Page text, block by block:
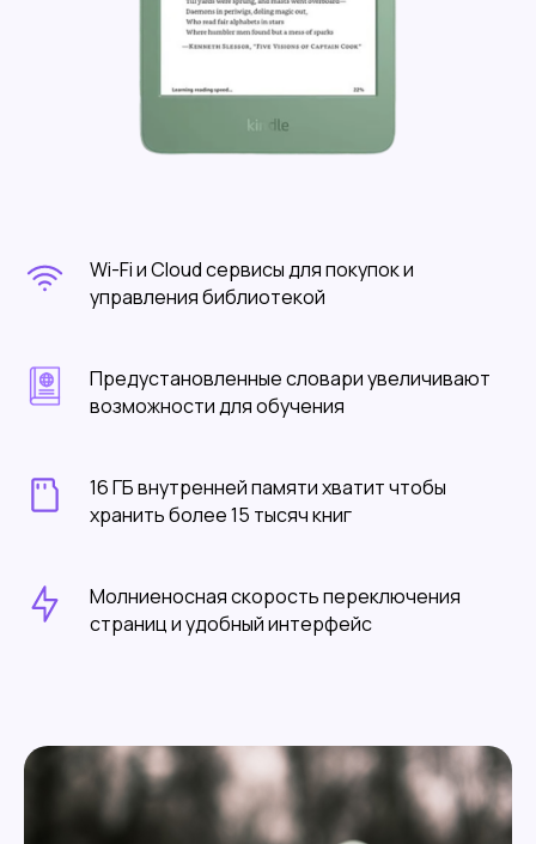
Wi-Fi и Cloud сервисы для покупок и
управления библиотекой
Предустановленные словари увеличивают
возможности для обучения
16 ГБ внутренней памяти хватит чтобы
хранить более 15 тысяч книг
Молниеносная скорость переключения
страниц и удобный интерфейс